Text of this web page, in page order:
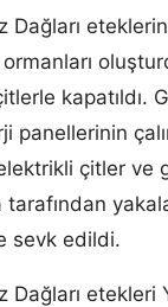
kapatıldı.
panellerinin
çitler ve
sevk edildi.
etekleri